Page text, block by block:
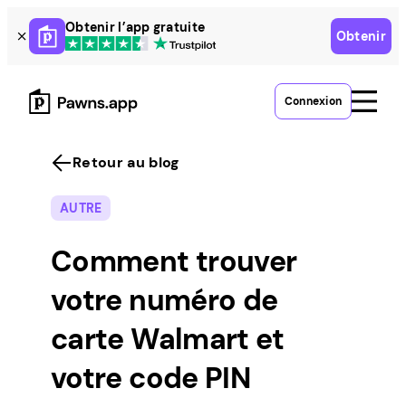
Skip
to
content
Obtenir l’app gratuite
Obtenir
Connexion
Retour au blog
AUTRE
Comment trouver
votre numéro de
carte Walmart et
votre code PIN